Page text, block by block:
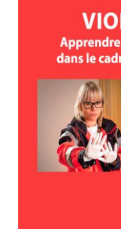
VIOLENCE
protéger dans